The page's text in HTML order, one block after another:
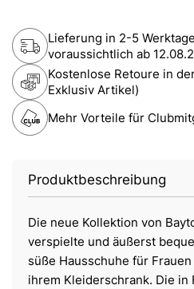
Lieferung in 2-5
voraussichtlich ab
Kostenlose Retoure in
Exklusiv Artikel)
Mehr Vorteile für
Produktbeschreibung
Die neue Kollektion von
verspielte und äußerst
süße Hausschuhe für
ihrem Kleiderschrank. Die